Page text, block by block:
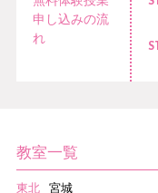
申し込みの流
れ
教室一覧
東北
宮城